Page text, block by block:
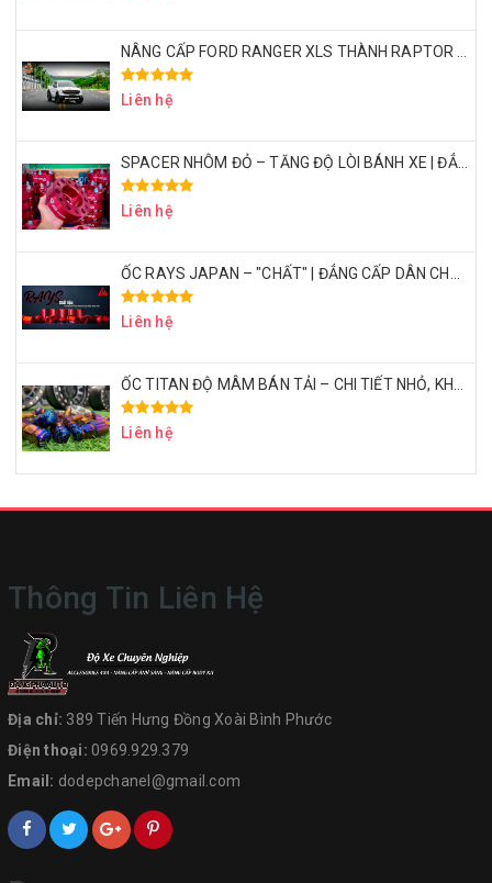
NÂNG CẤP FORD RANGER XLS THÀNH RAPTOR VỚI CHI PHÍ 50 TRIỆU – CÓ XỨNG ĐÁNG KHÔNG?
Liên hệ
SPACER NHÔM ĐỎ – TĂNG ĐỘ LÒI BÁNH XE | ĐẲNG CẤP DÂN CHƠI BÁN TẢI
Liên hệ
ỐC RAYS JAPAN – "CHẤT" | ĐẲNG CẤP DÂN CHƠI BÁN TẢI THỂ THAO
Liên hệ
ỐC TITAN ĐỘ MÂM BÁN TẢI – CHI TIẾT NHỎ, KHẲNG ĐỊNH ĐẲNG CẤP
Liên hệ
Thông Tin Liên Hệ
Địa chỉ: 389 Tiến Hưng Đồng Xoài Bình Phước
Điện thoại: 0969.929.379
Email: dodepchanel@gmail.com